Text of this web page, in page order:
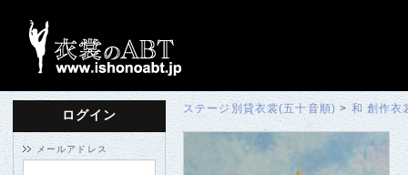
ログイン
メールアドレス
ステージ別貸衣裳(五十音順)> 和 創作衣